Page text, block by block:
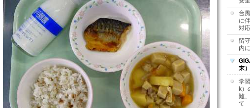
台
に
対
留
内
末
学
k）
難
て